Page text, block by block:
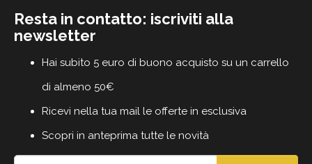
Resta in contatto: iscriviti alla
newsletter
Hai subito 5 euro di buono acquisto su un carrello
di almeno 50€
Ricevi nella tua mail le offerte in esclusiva
Scopri in anteprima tutte le novità